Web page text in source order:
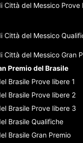
Città del Messico Prove
Città del Messico
Città del Messico Gran
Premio del Brasile
Brasile Prove libere 1
Brasile Prove libere 2
Brasile Prove libere 3
Brasile Qualifiche
Brasile Gran Premio